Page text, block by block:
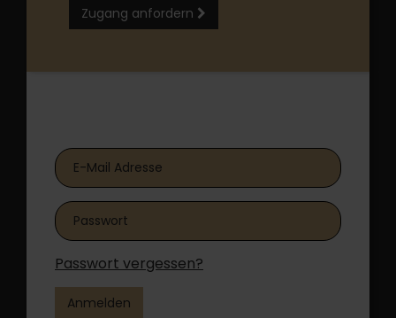
Zugang anfordern
Passwort vergessen?
Anmelden